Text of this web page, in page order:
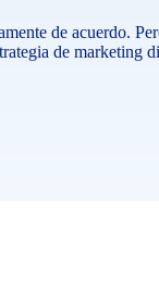
de acuerdo.
de marketing